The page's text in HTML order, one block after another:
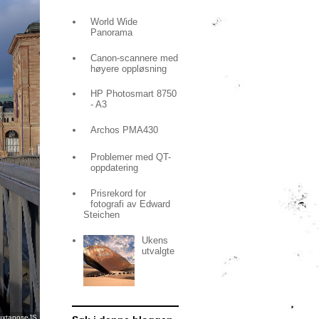
World Wide
Panorama
Canon-scannere med
høyere oppløsning
HP Photosmart 8750
- A3
Archos PMA430
Problemer med QT-
oppdatering
Prisrekord for
fotografi av Edward
Steichen
Ukens
utvalgte